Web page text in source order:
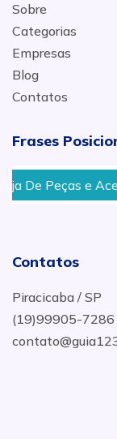
Sobre
Categorias
Empresas
Blog
Contatos
Frases
De Peças e
Contatos
Piracicaba / SP
(19)99905-7286